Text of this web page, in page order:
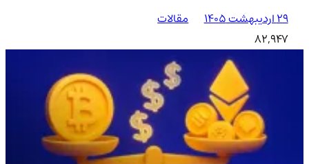
۲۹ اردیبهشت ۱۴۰۵
مقالات
82,947